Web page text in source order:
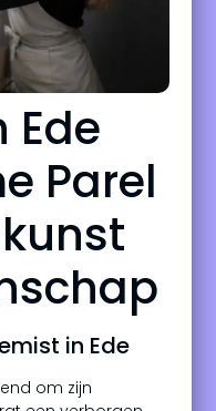
Ede
Parel
in Ede
om zijn